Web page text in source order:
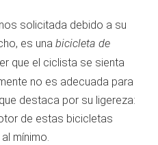
solicitada debido a su
es una bicicleta de
que el ciclista se sienta
no es adecuada para
destaca por su ligereza:
de estas bicicletas
mínimo.